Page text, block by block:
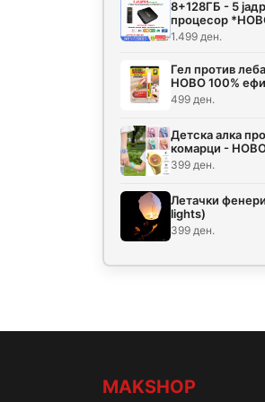
8+128ГБ - 5
процесор
1.499 ден.
Гел против
НОВО 100%
499 ден.
Детска алка
комарци -
399 ден.
Летачки
lights)
399 ден.
MAKSHOP